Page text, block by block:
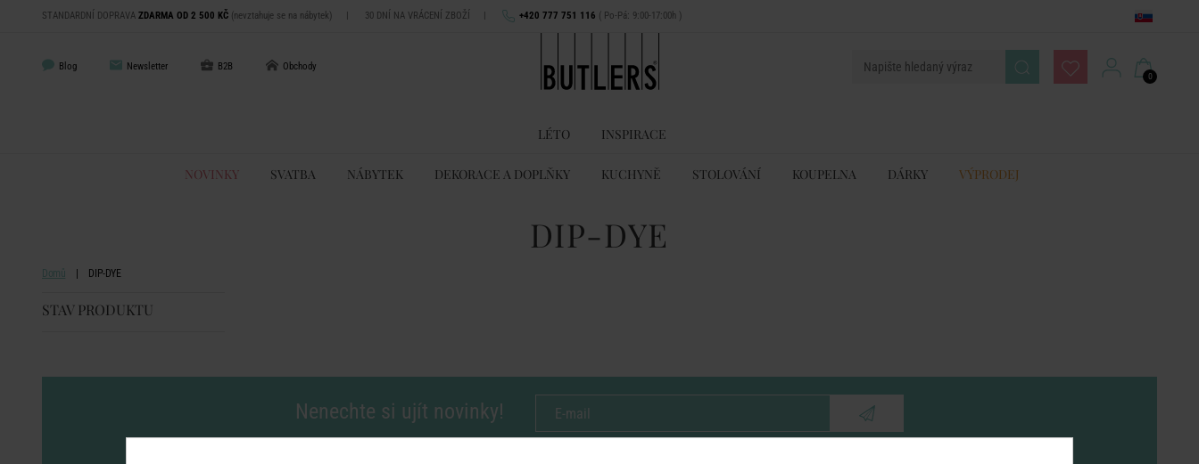
STANDARDNÍ DOPRAVA ZDARMA OD 2 500 KČ (nevztahuje se na nábytek) | 30 DNÍ NA VRÁCENÍ ZBOŽÍ | +420 777 751 116 ( Po-Pá: 9:00-17:00h )
Blog Newsletter B2B Obchody
0
LÉTO INSPIRACE
NOVINKY SVATBA NÁBYTEK DEKORACE A DOPLŇKY KUCHYNĚ STOLOVÁNÍ KOUPELNA DÁRKY VÝPRODEJ
DIP-DYE
Domů DIP-DYE
STAV PRODUKTU
Nenechte si ujít novinky!